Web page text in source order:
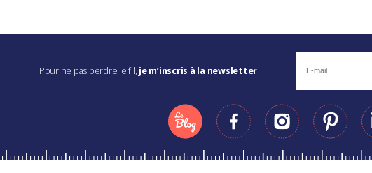
Pour ne pas perdre le fil, je m’inscris à la newsletter